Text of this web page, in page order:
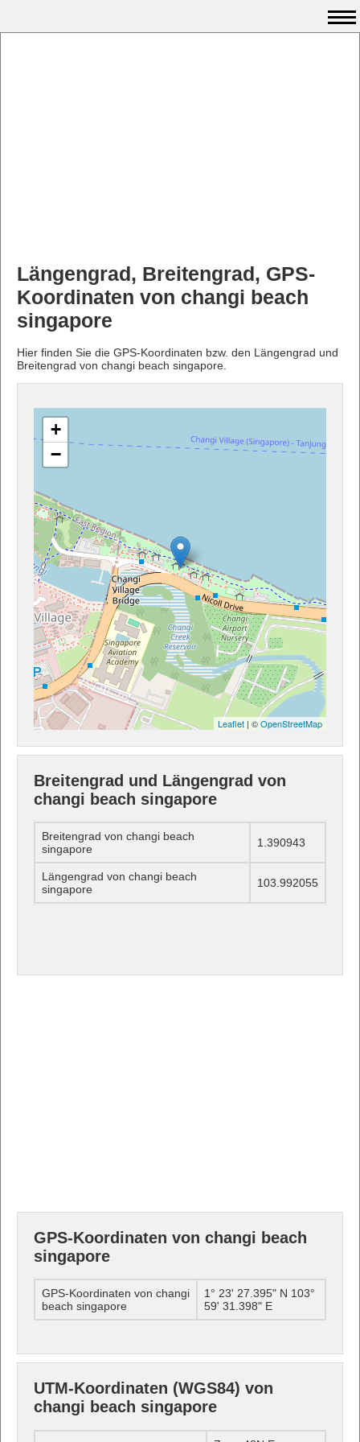
Längengrad, Breitengrad, GPS-
Koordinaten von changi beach
singapore
Hier finden Sie die GPS-Koordinaten bzw. den Längengrad und
Breitengrad von changi beach singapore.
+
−
Leaflet | ©OpenStreetMap
Breitengrad und Längengrad von
changi beach singapore
Breitengrad von changi beach
singapore
1.390943
Längengrad von changi beach
singapore
103.992055
GPS-Koordinaten von changi beach
singapore
GPS-Koordinaten von changi
beach singapore
1° 23' 27.395" N 103°
59' 31.398" E
UTM-Koordinaten (WGS84) von
changi beach singapore